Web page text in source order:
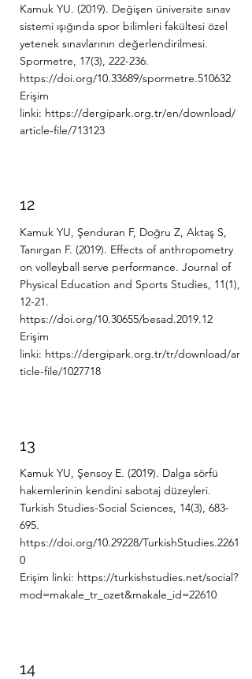
Kamuk YU. (2019). Değişen üniversite sınav
sistemi ışığında spor bilimleri fakültesi özel
yetenek sınavlarının değerlendirilmesi.
Spormetre, 17(3), 222-236.
https://doi.org/10.33689/spormetre.510632
Erişim
linki: https://dergipark.org.tr/en/download/
article-file/713123
12
Kamuk YU, Şenduran F, Doğru Z, Aktaş S,
Tanırgan F. (2019). Effects of anthropometry
on volleyball serve performance. Journal of
Physical Education and Sports Studies, 11(1),
12-21.
https://doi.org/10.30655/besad.2019.12
Erişim
linki: https://dergipark.org.tr/tr/download/ar
ticle-file/1027718
13
Kamuk YU, Şensoy E. (2019). Dalga sörfü
hakemlerinin kendini sabotaj düzeyleri.
Turkish Studies-Social Sciences, 14(3), 683-
695.
https://doi.org/10.29228/TurkishStudies.2261
0
Erişim linki: https://turkishstudies.net/social?
mod=makale_tr_ozet&makale_id=22610
14